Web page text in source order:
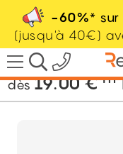
-60%* sur
(jusqu'à 40€)
/ Imprimerie
dès 19.00€ HT